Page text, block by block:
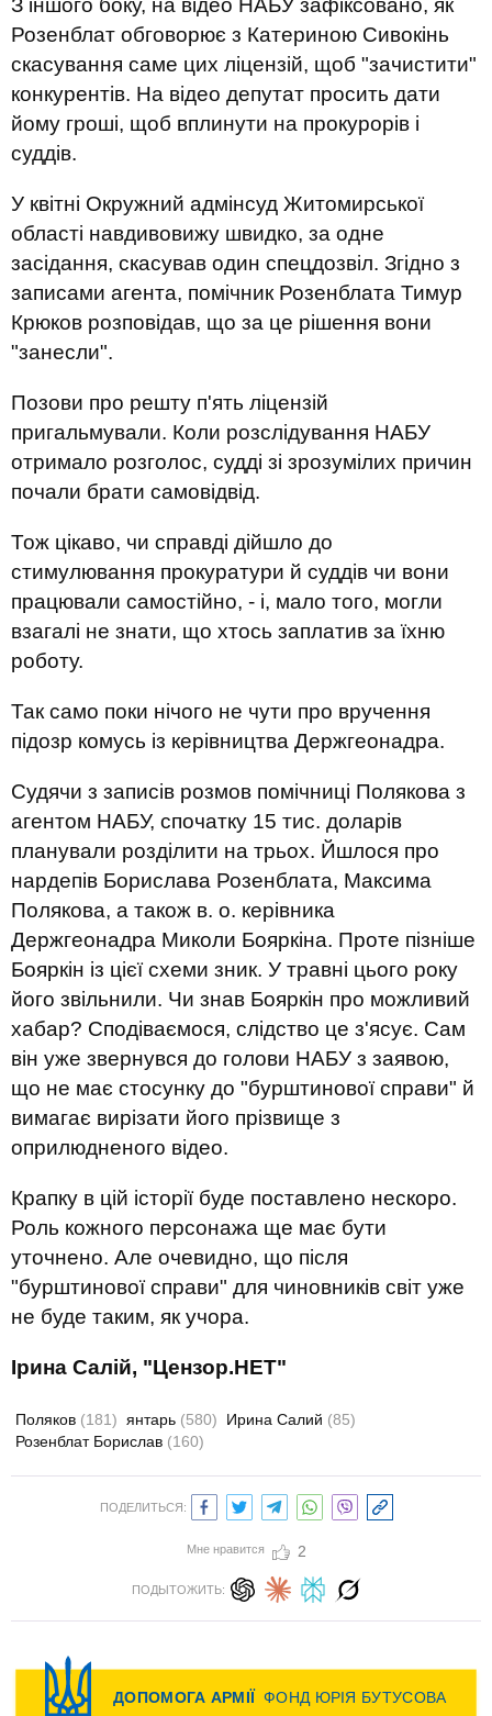
Розенблат обговорює з Катериною Сивокінь
скасування саме цих ліцензій, щоб "зачистити"
конкурентів. На відео депутат просить дати
йому гроші, щоб вплинути на прокурорів і
суддів.
У квітні Окружний адмінсуд Житомирської
області навдивовижу швидко, за одне
засідання, скасував один спецдозвіл. Згідно з
записами агента, помічник Розенблата Тимур
Крюков розповідав, що за це рішення вони
"занесли".
Позови про решту п'ять ліцензій
пригальмували. Коли розслідування НАБУ
отримало розголос, судді зі зрозумілих причин
почали брати самовідвід.
Тож цікаво, чи справді дійшло до
стимулювання прокуратури й суддів чи вони
працювали самостійно, - і, мало того, могли
взагалі не знати, що хтось заплатив за їхню
роботу.
Так само поки нічого не чути про вручення
підозр комусь із керівництва Держгеонадра.
Судячи з записів розмов помічниці Полякова з
агентом НАБУ, спочатку 15 тис. доларів
планували розділити на трьох. Йшлося про
нардепів Борислава Розенблата, Максима
Полякова, а також в. о. керівника
Держгеонадра Миколи Бояркіна. Проте пізніше
Бояркін із цієї схеми зник. У травні цього року
його звільнили. Чи знав Бояркін про можливий
хабар? Сподіваємося, слідство це з'ясує. Сам
він уже звернувся до голови НАБУ з заявою,
що не має стосунку до "бурштинової справи" й
вимагає вирізати його прізвище з
оприлюдненого відео.
Крапку в цій історії буде поставлено нескоро.
Роль кожного персонажа ще має бути
уточнено. Але очевидно, що після
"бурштинової справи" для чиновників світ уже
не буде таким, як учора.
Ірина Салій, "Цензор.НЕТ"
Поляков (181) янтарь (580) Ирина Салий (85)
Розенблат Борислав (160)
ПОДЕЛИТЬСЯ:
Мне нравится 2
ПОДЫТОЖИТЬ: